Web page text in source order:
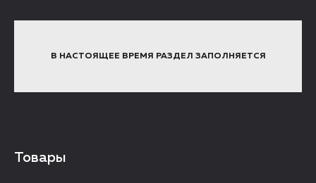
В НАСТОЯЩЕЕ ВРЕМЯ РАЗДЕЛ ЗАПОЛНЯЕТСЯ
Товары